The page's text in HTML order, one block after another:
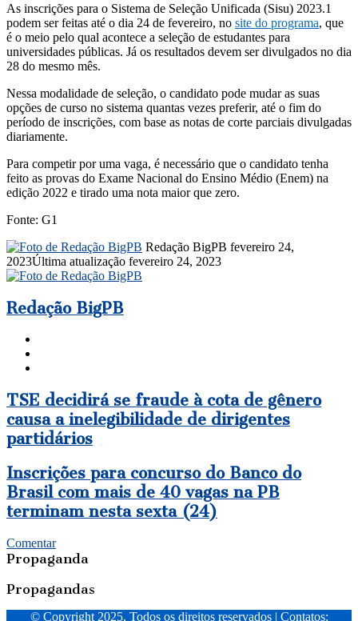
As inscrições para o Sistema de Seleção Unificada (Sisu) 2023.1
podem ser feitas até o dia 24 de fevereiro, no site do programa, que
é o meio pelo qual acontece a seleção de estudantes para
universidades públicas. Já os resultados devem ser divulgados no dia
28 do mesmo mês.
Nessa modalidade de seleção, o candidato pode mudar as suas
opções de curso no sistema quantas vezes preferir, até o fim do
período de inscrições, com base as notas de corte parciais divulgadas
diariamente.
Para competir por uma vaga, é necessário que o candidato tenha
feito as provas do Exame Nacional do Ensino Médio (Enem) na
edição 2022 e tirado uma nota maior que zero.
Fonte: G1
Redação BigPB Mande
fevereiro 24,
2023Última atualização fevereiro 24, 2023
Redação BigPB
TSE
decidirá
se
fraude
cota
de
gênero
causa
inelegibilidade
de
dirigentes
partidários
TSE decidirá se fraude à cota de gênero
causa a inelegibilidade de dirigentes
partidários
Inscrições
para
concurso
do
do
Brasil
mais
40
Inscrições para concurso do Banco do
Brasil com mais de 40 vagas na PB
terminam nesta sexta (24)
Comentar
Propaganda
Propagandas
© Copyright 2025, Todos os direitos reservados | Contatos: